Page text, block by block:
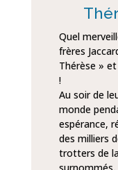
Quel
frères
Thérèse »
!
Au soir de
monde
espérance,
des milliers
trotters de